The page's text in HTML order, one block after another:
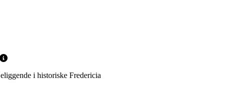
i historiske Fredericia